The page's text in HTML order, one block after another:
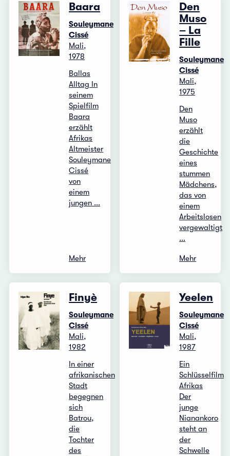
Baara
Souleymane
Cissé
Mali,
1978
Ballas
Alltag In
seinem
Spielfilm
Baara
erzählt
Afrikas
Altmeister
Souleymane
Cissé
von
einem
jungen ...
Mehr
Den
Muso
– La
Fille
Souleymane
Cissé
Mali,
1975
Den
Muso
erzählt
die
Geschichte
eines
stummen
Mädchens,
das von
einem
Arbeitslosen
vergewaltigt
...
Mehr
Finyè
Souleymane
Cissé
Mali,
1982
In einer
afrikanischen
Stadt
begegnen
sich
Batrou,
die
Tochter
des
Yeelen
Souleymane
Cissé
Mali,
1987
Ein
Schlüsselfilm
Afrikas
Der
junge
Nianankoro
steht an
der
Schwelle